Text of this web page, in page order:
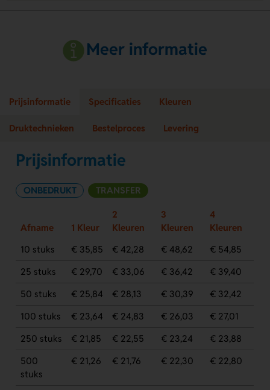
Meer informatie
Prijsinformatie Specificaties Kleuren
Druktechnieken Bestelproces Levering
Prijsinformatie
ONBEDRUKT TRANSFER
Afname 1 Kleur
2
Kleuren
3
Kleuren
4
Kleuren
10 stuks
€ 35,85 € 42,28 € 48,62
€ 54,85
25 stuks
€ 29,70 € 33,06 € 36,42
€ 39,40
50 stuks
€ 25,84 € 28,13 € 30,39
€ 32,42
100 stuks
€ 23,64 € 24,83 € 26,03
€ 27,01
250 stuks
€ 21,85 € 22,55 € 23,24
€ 23,88
500
stuks
€ 21,26 € 21,76 € 22,30 € 22,80